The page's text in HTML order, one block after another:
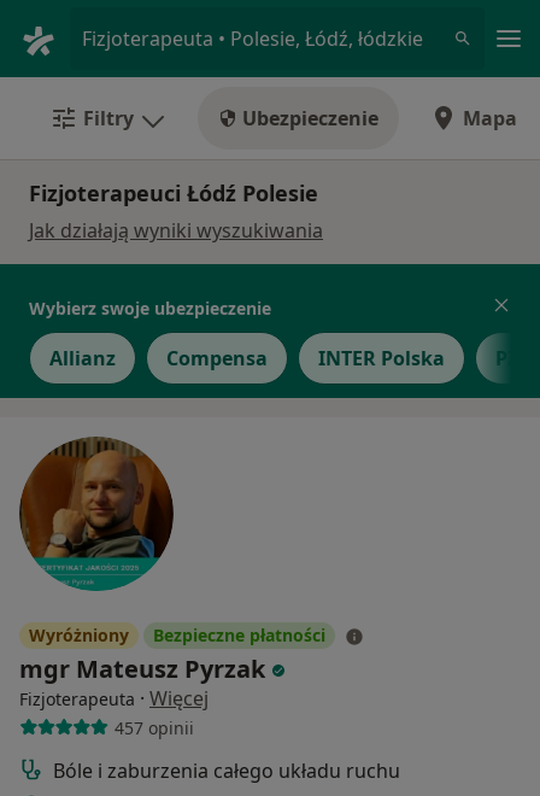
Fizjoterapeuta • Polesie, Łódź, łódzkie
Filtry Ubezpieczenie Mapa
Fizjoterapeuci Łódź Polesie
Jak działają wyniki wyszukiwania
Wybierz swoje ubezpieczenie
Allianz Compensa INTER Polska
Wyróżniony Bezpieczne płatności
mgr Mateusz Pyrzak
Fizjoterapeuta · Więcej
457 opinii
Bóle i zaburzenia całego układu ruchu